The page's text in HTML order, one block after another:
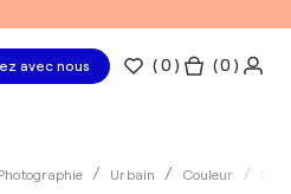
avec nous (0 ) ( 0 )
Urbain Couleur